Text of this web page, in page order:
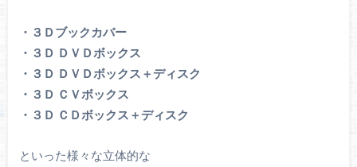
・３Ｄブックカバー
・３Ｄ ＤＶＤボックス
・３Ｄ ＤＶＤボックス＋ディスク
・３Ｄ ＣＶボックス
・３Ｄ ＣＤボックス＋ディスク
といった様々な立体的な